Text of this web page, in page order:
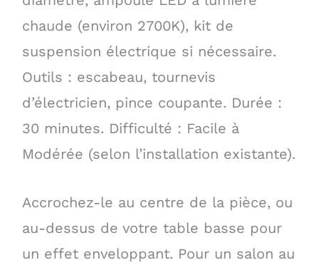
chaude (environ 2700K), kit de
suspension électrique si nécessaire.
Outils : escabeau, tournevis
d’électricien, pince coupante. Durée :
30 minutes. Difficulté : Facile à
Modérée (selon l’installation existante).
Accrochez-le au centre de la pièce, ou
au-dessus de votre table basse pour
un effet enveloppant. Pour un salon au